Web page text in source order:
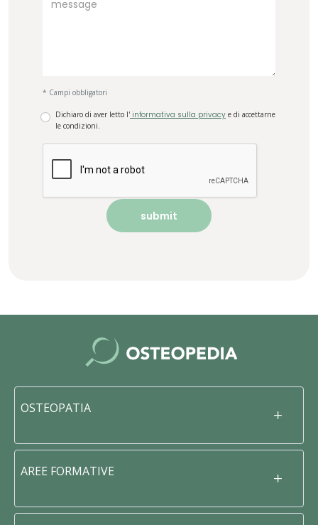
* Campi obbligatori
Dichiaro di aver letto l' informativa sulla privacy e di accettarne
le condizioni.
OSTEOPATIA
AREE FORMATIVE